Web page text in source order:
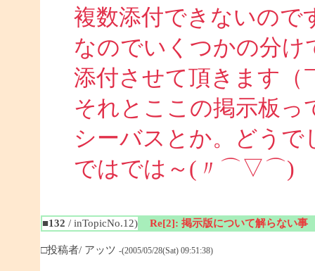
複数添付できないので
なのでいくつかの分け
添付させて頂きます（
それとここの掲示板っ
シーバスとか。どうで
ではでは～(〃⌒▽⌒)
■132 / inTopicNo.12) Re[2]: 掲示版について解らない事
□投稿者/ アッツ -(2005/05/28(Sat) 09:51:38)